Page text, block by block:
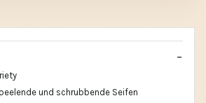
und schrubbende Seifen